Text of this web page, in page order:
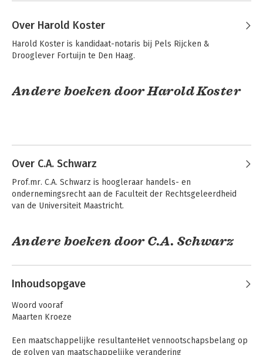
Over Harold Koster
Harold Koster is kandidaat-notaris bij Pels Rijcken &
Drooglever Fortuijn te Den Haag.
Andere boeken door Harold Koster
Veilig voor de
Over C.A. Schwarz
Prof.mr. C.A. Schwarz is hoogleraar handels- en
ondernemingsrecht aan de Faculteit der Rechtsgeleerdheid
van de Universiteit Maastricht.
Andere boeken door C.A. Schwarz
Inhoudsopgave
Woord vooraf
Maarten Kroeze
Een maatschappelijke resultanteHet vennootschapsbelang op
de golven van maatschappelijke verandering